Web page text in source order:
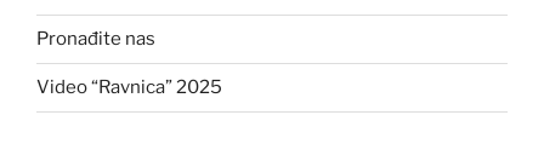
Pronađite nas
Video “Ravnica” 2025